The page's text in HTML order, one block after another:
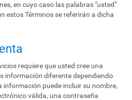
en cuyo caso las palabras "usted"
estos Términos se referirán a dicha
requiere que usted cree una
información diferente dependiendo
información puede incluir su nombre,
válida, una contraseña